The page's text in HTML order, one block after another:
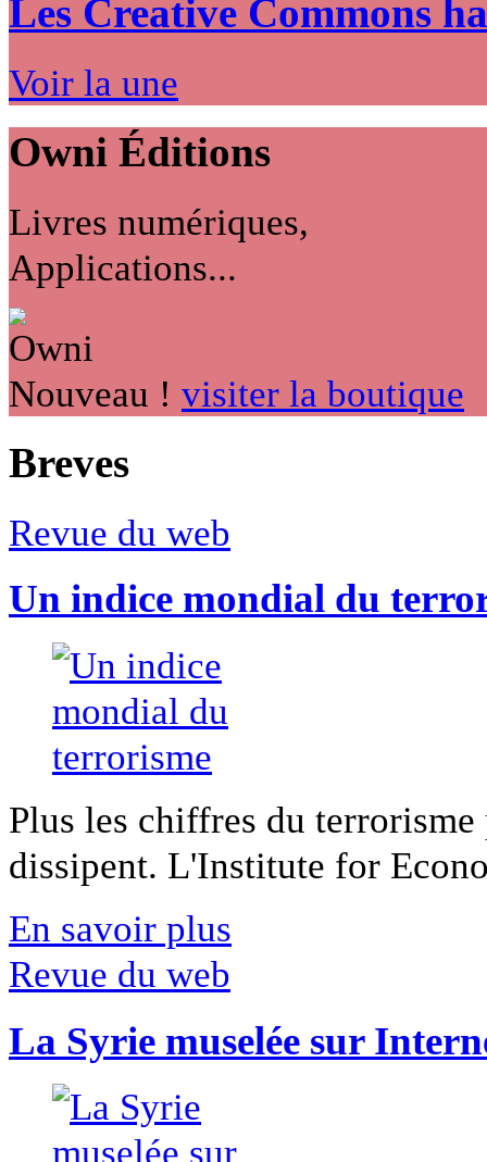
Les Creative Commons
Voir la une
Owni Éditions
Livres numériques,
Applications...
Nouveau ! visiter la boutique
Breves
Revue du web
Un indice mondial du
Plus les chiffres du
dissipent. L'Institute for
En savoir plus
Revue du web
La Syrie muselée sur